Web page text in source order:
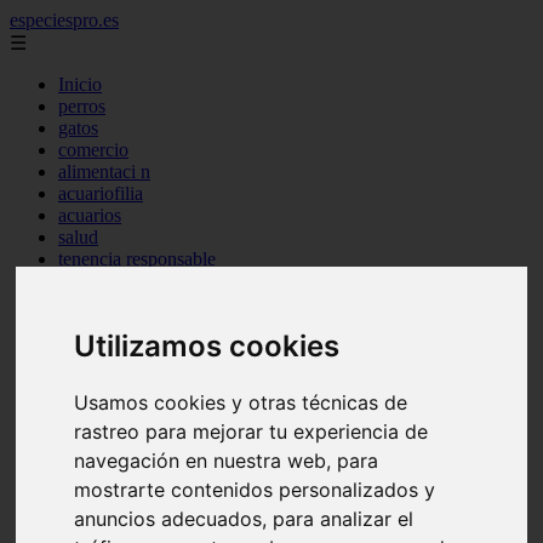
Utilizamos cookies
Usamos cookies y otras técnicas de
rastreo para mejorar tu experiencia de
navegación en nuestra web, para
mostrarte contenidos personalizados y
anuncios adecuados, para analizar el
especiespro.es
☰
Inicio
perros
gatos
comercio
alimentaci n
acuariofilia
acuarios
salud
tenencia responsable
marketing
verano
legislaci n
peluquer a
accesorios
peluquer a canina
complementos